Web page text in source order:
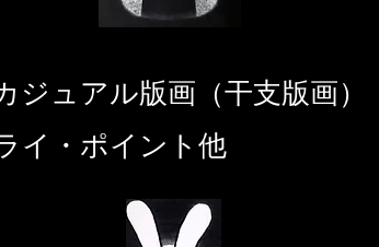
ジュアル版画（干支版画）
イ・ポイント他